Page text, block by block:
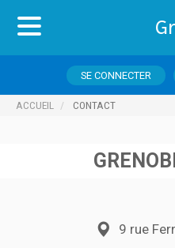
SE CONNECTER
ACCUEIL CONTACT
9 rue